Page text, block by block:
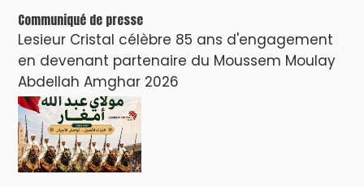
🎵Bulldozer Blues
Clip : 🎵 LE BLUES DE L'IA
🎵 Ormuzera bien, qui ormuzera le
dernier
Reportages
Nizar Baraka préside à Marrakech une